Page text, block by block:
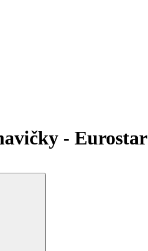
- Eurostar